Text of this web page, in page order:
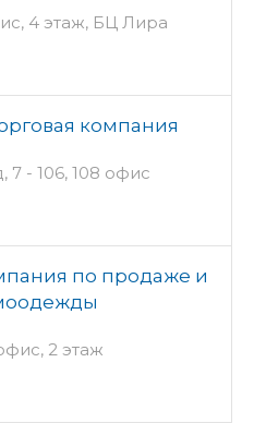
4 этаж, БЦ Лира
компания
- 106, 108 офис
по продаже и
2 этаж